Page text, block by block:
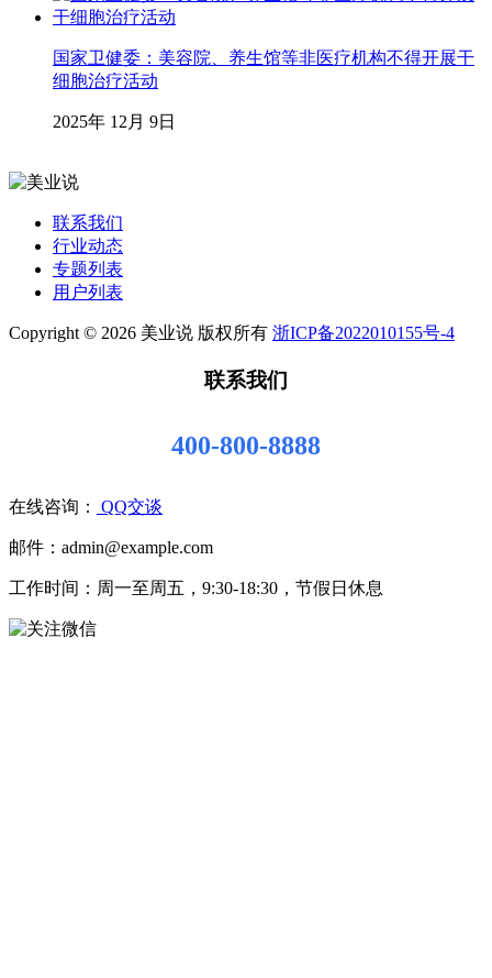
国家卫健委：美容院、养生馆等非医疗机构不得开展干
细胞治疗活动
2025年 12月 9日
联系我们
行业动态
专题列表
用户列表
Copyright © 2026 美业说 版权所有 浙ICP备2022010155号-4
联系我们
400-800-8888
在线咨询： QQ交谈
邮件：admin@example.com
工作时间：周一至周五，9:30-18:30，节假日休息